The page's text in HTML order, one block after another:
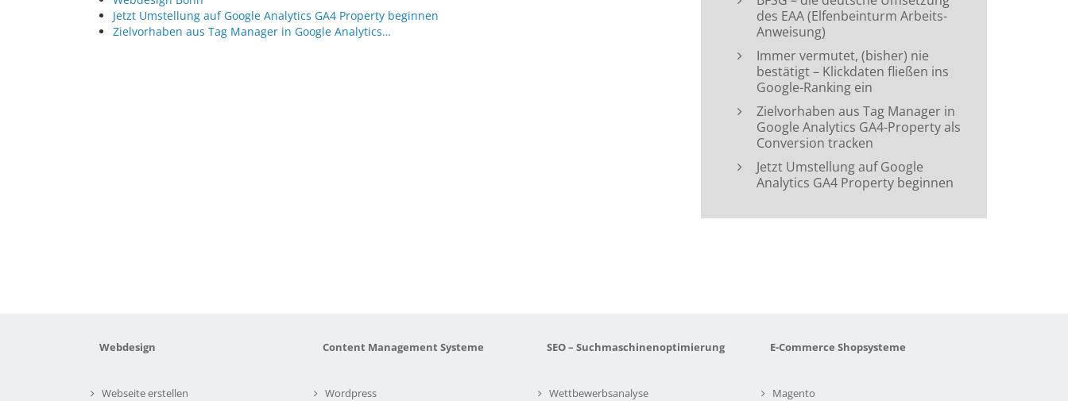
Jetzt Umstellung auf Google Analytics GA4 Property beginnen
Zielvorhaben aus Tag Manager in Google Analytics…
des EAA (Elfenbeinturm Arbeits-
Anweisung)
Immer vermutet, (bisher) nie
bestätigt – Klickdaten fließen ins
Google-Ranking ein
Zielvorhaben aus Tag Manager in
Google Analytics GA4-Property als
Conversion tracken
Jetzt Umstellung auf Google
Analytics GA4 Property beginnen
Webdesign
Webseite erstellen
Content Management Systeme
Wordpress
SEO – Suchmaschinenoptimierung
Wettbewerbsanalyse
E-Commerce Shopsysteme
Magento